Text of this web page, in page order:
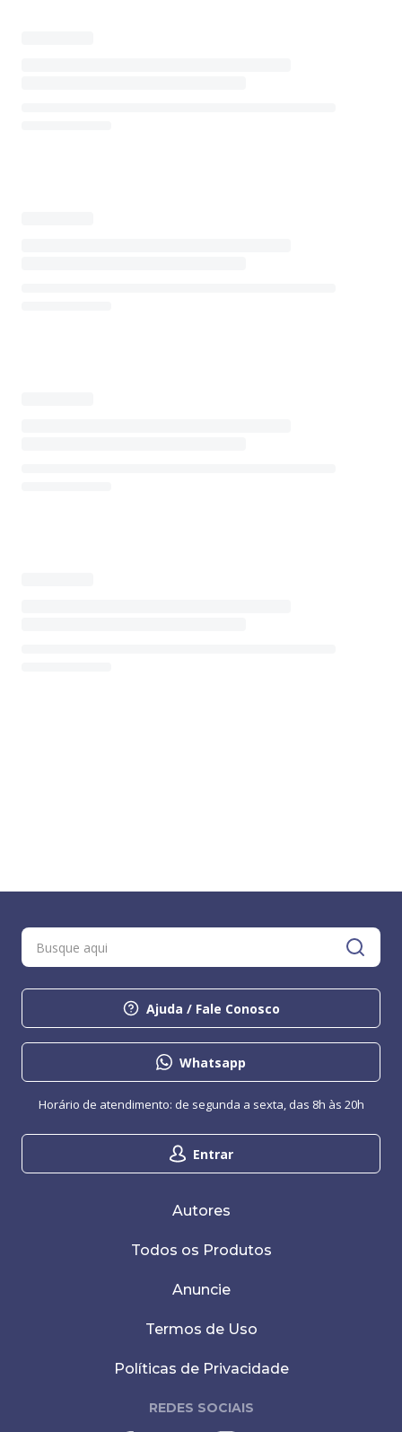
Ajuda / Fale Conosco
Whatsapp
Entrar
Horário de atendimento: de segunda a sexta, das 8h às 20h
Autores
Todos os Produtos
Anuncie
Termos de Uso
Políticas de Privacidade
REDES SOCIAIS